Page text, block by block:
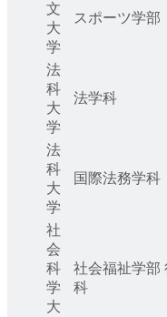
文
大
学
スポーツ学部
法
科
大
学
法学科
法
科
大
学
国際法務学科
社
会
科
学
大
社会福祉学部
科